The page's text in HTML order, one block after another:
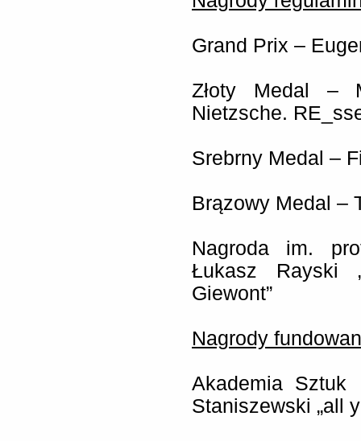
Grand Prix –
Złoty Medal –
Nietzsche.
Srebrny Medal –
Brązowy Medal –
Nagroda im.
Łukasz Rayski
Giewont”
Nagrody
Akademia
Staniszewski „all